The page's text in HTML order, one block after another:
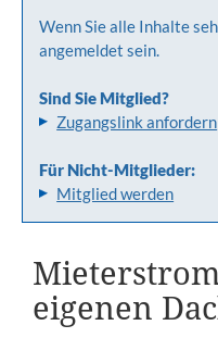
Wenn Sie alle Inhalte
angemeldet sein.
Sind Sie Mitglied?
Zugangslink anfordern
Für Nicht-Mitglieder:
Mitglied werden
eigenen